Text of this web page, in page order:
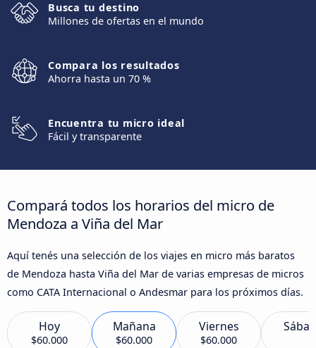
Busca tu destino
Millones de ofertas en el mundo
Compara los resultados
Ahorra hasta un 70 %
Encuentra tu micro ideal
Fácil y transparente
Compará todos los horarios del micro de
Mendoza a Viña del Mar
Aquí tenés una selección de los viajes en micro más baratos
de Mendoza hasta Viña del Mar de varias empresas de micros
como CATA Internacional o Andesmar para los próximos días.
Hoy
$60.000
Mañana
$60.000
Viernes
$60.000